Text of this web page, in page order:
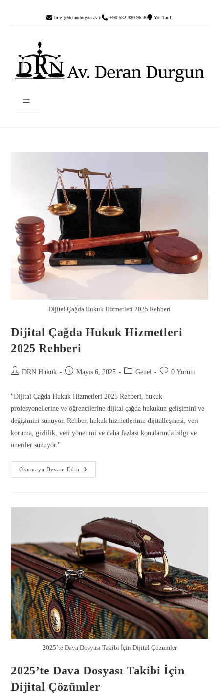
bilgi@derandurgun.av.tr +90 532 380 96 30 Yol Tarifi
☰
Dijital Çağda Hukuk Hizmetleri 2025 Rehberi
Dijital Çağda Hukuk Hizmetleri
2025 Rehberi
DRN Hukuk Mayıs 6, 2025 Genel 0 Yorum
"Dijital Çağda Hukuk Hizmetleri 2025 Rehberi, hukuk
profesyonellerine ve öğrencilerine dijital çağda hukukun gelişimini ve
değişimini sunuyor. Rehber, hukuk hizmetlerinin dijitalleşmesi, veri
koruma, gizlilik, veri yönetimi ve daha fazlası konularında bilgi ve
öneriler sunuyor."
Okumaya Devam Edin
2025’te Dava Dosyası Takibi İçin Dijital Çözümler
2025’te Dava Dosyası Takibi İçin
Dijital Çözümler